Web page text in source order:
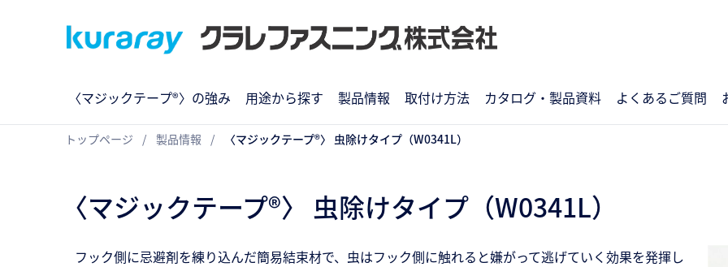
〈マジックテープ®〉の強み 用途から探す 製品情報 取付け方法 カタログ・製品資料 よくあるご質問
トップページ 製品情報 〈マジックテープ®〉 虫除けタイプ（W0341L）
〈マジックテープ®〉 虫除けタイプ（W0341L）
フック側に忌避剤を練り込んだ簡易結束材で、虫はフック側に触れると嫌がって逃げていく効果を発揮し